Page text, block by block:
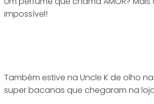
impossível!
Também estive na Uncle K de olho
super bacanas que chegaram na